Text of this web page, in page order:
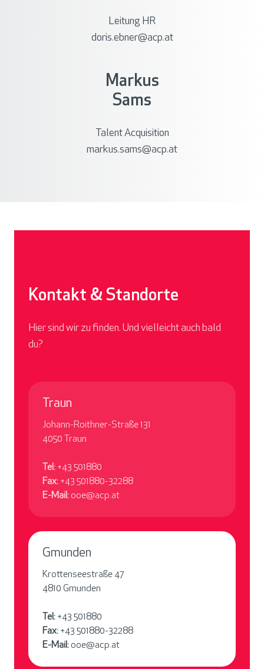
Leitung HR
doris.ebner@acp.at
Markus
Sams
Talent Acquisition
markus.sams@acp.at
Kontakt & Standorte
Hier sind wir zu finden. Und vielleicht auch bald
du?
Traun
Johann-Roithner-Straße 131
4050 Traun
Tel: +43 501880
Fax: +43 501880-32288
E-Mail: ooe@acp.at
Gmunden
Krottenseestraße 47
4810 Gmunden
Tel: +43 501880
Fax: +43 501880-32288
E-Mail: ooe@acp.at